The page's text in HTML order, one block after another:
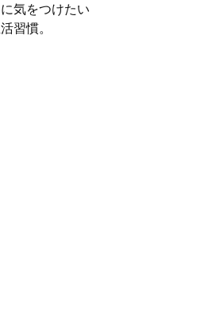
気をつけたい
習慣。